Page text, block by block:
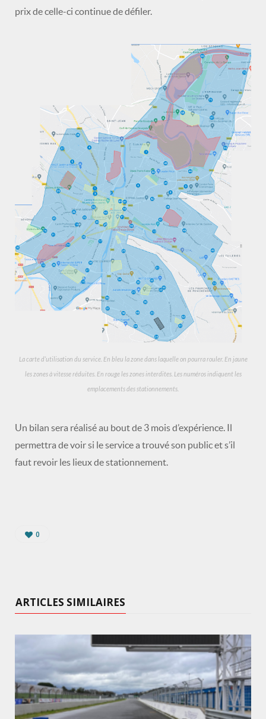
prix de celle-ci continue de défiler.
La carte d’utilisation du service. En bleu la zone dans laquelle on pourra rouler. En jaune
les zones à vitesse réduites. En rouge les zones interdites. Les numéros indiquent les
emplacements des stationnements.
Un bilan sera réalisé au bout de 3 mois d’expérience. Il
permettra de voir si le service a trouvé son public et s’il
faut revoir les lieux de stationnement.
0
ARTICLES SIMILAIRES